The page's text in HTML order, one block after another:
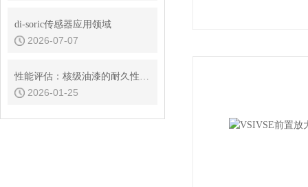
di-soric传感器应用领域
2026-07-07
性能评估：核级油漆的耐久性与环境适应性
2026-01-25